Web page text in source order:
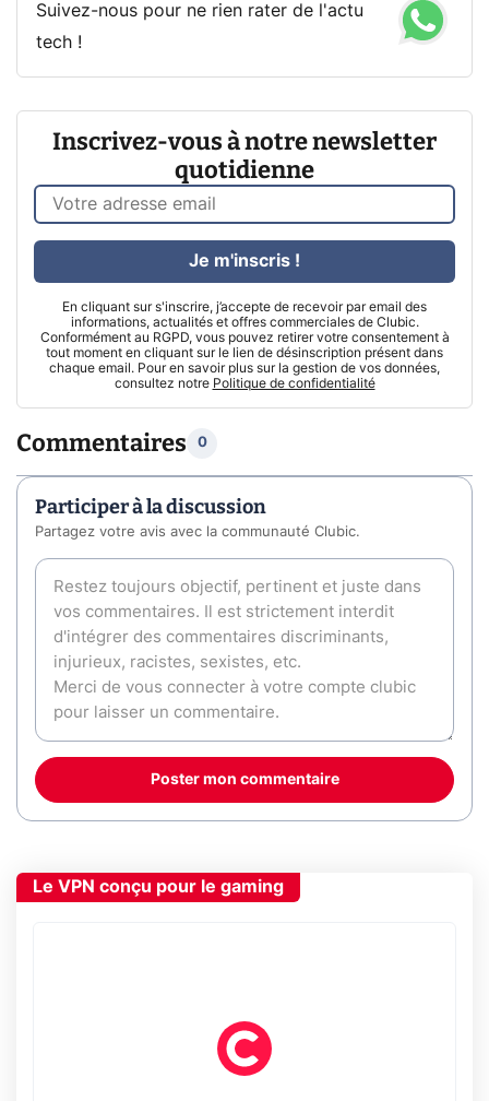
Suivez-nous pour ne rien rater de l'actu
tech !
Inscrivez-vous à notre newsletter
quotidienne
En cliquant sur s'inscrire, j’accepte de recevoir par email des
informations, actualités et offres commerciales de Clubic.
Conformément au RGPD, vous pouvez retirer votre consentement à
tout moment en cliquant sur le lien de désinscription présent dans
chaque email. Pour en savoir plus sur la gestion de vos données,
consultez notre Politique de confidentialité
Je m'inscris !
Commentaires 0
Participer à la discussion
Partagez votre avis avec la communauté Clubic.
Poster mon commentaire
Le VPN conçu pour le gaming